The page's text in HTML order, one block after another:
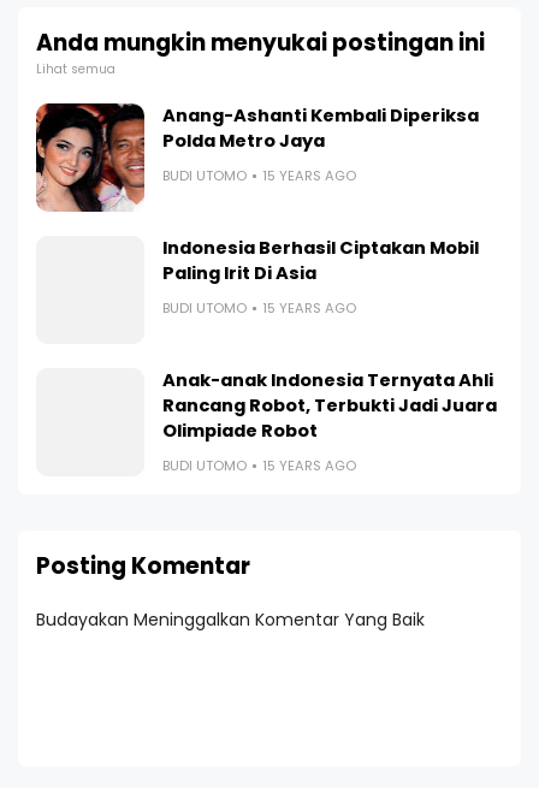
Anda mungkin menyukai postingan ini
Lihat semua
Anang-Ashanti Kembali Diperiksa
Polda Metro Jaya
BUDI UTOMO 15 YEARS AGO
Indonesia Berhasil Ciptakan Mobil
Paling Irit Di Asia
BUDI UTOMO 15 YEARS AGO
Anak-anak Indonesia Ternyata Ahli
Rancang Robot, Terbukti Jadi Juara
Olimpiade Robot
BUDI UTOMO 15 YEARS AGO
Posting Komentar
Budayakan Meninggalkan Komentar Yang Baik